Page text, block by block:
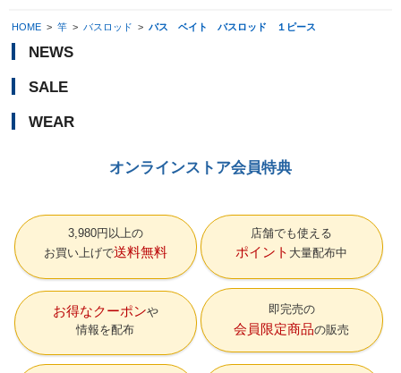
HOME > 竿 > バスロッド > バス ベイト バスロッド １ピース
NEWS
SALE
WEAR
オンラインストア会員特典
3,980円以上の
お買い上げで送料無料
店舗でも使える
ポイント 大量配布中
お得なクーポン
情報を配布
即完売の
会員限定商品の販売